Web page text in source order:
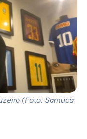
(Foto: Samuca